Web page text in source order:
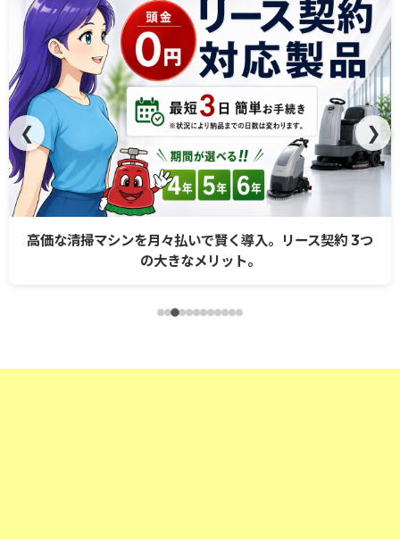
高価な清掃マシンを月々払いで賢く導入。リース契約 3つ
の大きなメリット。
❮ ❯